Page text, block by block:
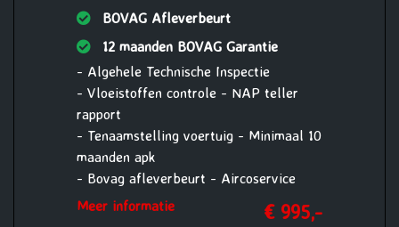
BOVAG Afleverbeurt
12 maanden BOVAG Garantie
- Algehele Technische Inspectie
- Vloeistoffen controle - NAP teller
rapport
- Tenaamstelling voertuig - Minimaal 10
maanden apk
- Bovag afleverbeurt - Aircoservice
beurt
- 1 jaar Pechhulp Mobiliteit Service
Meer informatie € 995,-